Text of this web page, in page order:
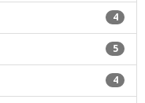
4
5
4